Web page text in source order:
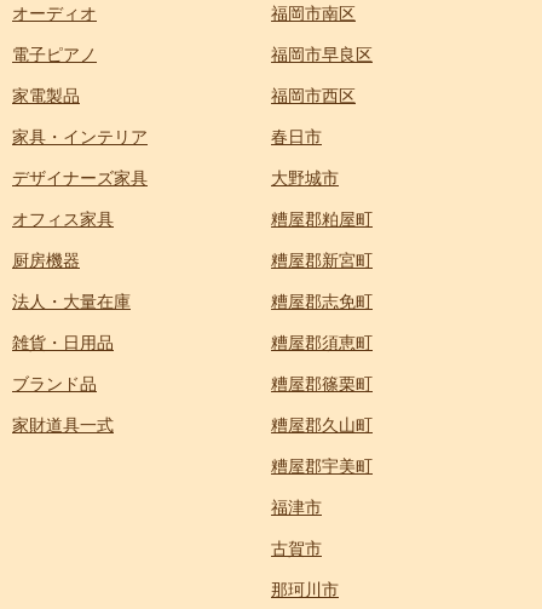
オーディオ
電子ピアノ
家電製品
家具・インテリア
デザイナーズ家具
オフィス家具
厨房機器
法人・大量在庫
雑貨・日用品
ブランド品
家財道具一式
福岡市南区
福岡市早良区
福岡市西区
春日市
大野城市
糟屋郡粕屋町
糟屋郡新宮町
糟屋郡志免町
糟屋郡須恵町
糟屋郡篠栗町
糟屋郡久山町
糟屋郡宇美町
福津市
古賀市
那珂川市